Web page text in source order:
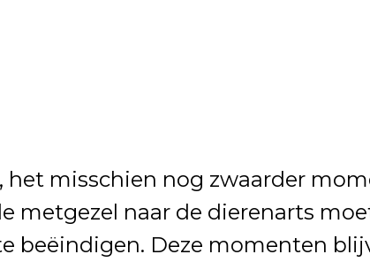
het misschien nog zwaarder
metgezel naar de dierenarts
beëindigen. Deze momenten